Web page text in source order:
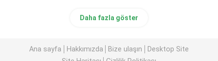
Daha fazla göster
Ana sayfa Hakkımızda Bize ulaşın
Desktop Site